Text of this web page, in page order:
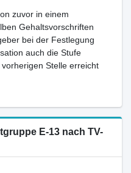
zuvor in einem
Gehaltsvorschriften
bei der Festlegung
auch die Stufe
Stelle erreicht
E-13 nach TV-